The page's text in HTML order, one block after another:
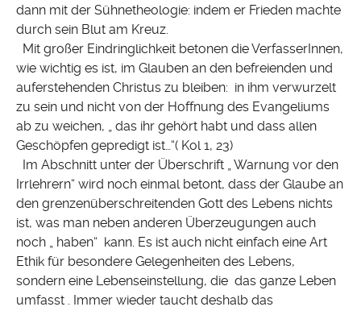
dann mit der Sühnetheologie: indem er Frieden machte
durch sein Blut am Kreuz.
Mit großer Eindringlichkeit betonen die VerfasserInnen,
wie wichtig es ist, im Glauben an den befreienden und
auferstehenden Christus zu bleiben: in ihm verwurzelt
zu sein und nicht von der Hoffnung des Evangeliums
ab zu weichen, „ das ihr gehört habt und dass allen
Geschöpfen gepredigt ist…“( Kol 1, 23)
Im Abschnitt unter der Überschrift „ Warnung vor den
Irrlehrern“ wird noch einmal betont, dass der Glaube an
den grenzenüberschreitenden Gott des Lebens nichts
ist, was man neben anderen Überzeugungen auch
noch „ haben“ kann. Es ist auch nicht einfach eine Art
Ethik für besondere Gelegenheiten des Lebens,
sondern eine Lebenseinstellung, die das ganze Leben
umfasst . Immer wieder taucht deshalb das